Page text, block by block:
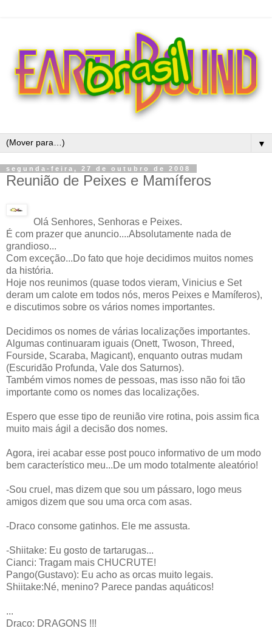
▼
segunda-feira, 27 de outubro de 2008
Reunião de Peixes e Mamíferos
Olá Senhores, Senhoras e Peixes.
É com prazer que anuncio....Absolutamente nada de
grandioso...
Com exceção...Do fato que hoje decidimos muitos nomes
da história.
Hoje nos reunimos (quase todos vieram, Vinicius e Set
deram um calote em todos nós, meros Peixes e Mamíferos),
e discutimos sobre os vários nomes importantes.
Decidimos os nomes de várias localizações importantes.
Algumas continuaram iguais (Onett, Twoson, Threed,
Fourside, Scaraba, Magicant), enquanto outras mudam
(Escuridão Profunda, Vale dos Saturnos).
Também vimos nomes de pessoas, mas isso não foi tão
importante como os nomes das localizações.
Espero que esse tipo de reunião vire rotina, pois assim fica
muito mais ágil a decisão dos nomes.
Agora, irei acabar esse postpouco informativo de um modo
bem característico meu...De um modo totalmente aleatório!
-Sou cruel, mas dizem que sou um pássaro, logo meus
amigos dizem que sou uma orca com asas.
-Draco consome gatinhos. Ele me assusta.
-Shiitake: Eu gosto de tartarugas...
Cianci: Tragam mais CHUCRUTE!
Pango(Gustavo): Eu acho as orcas muito legais.
Shiitake:Né, menino? Parece pandas aquáticos!
...
Draco: DRAGONS !!!